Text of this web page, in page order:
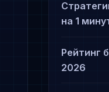
на 1
Рейтинг
2026